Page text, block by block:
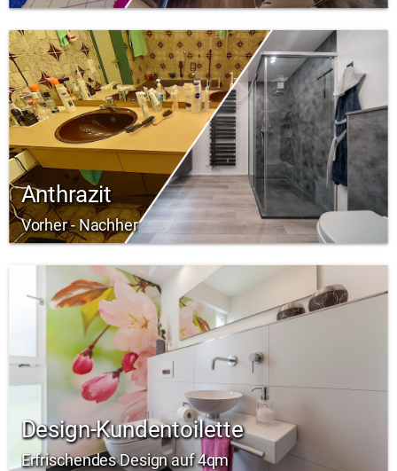
Anthrazit
Vorher - Nachher
Design-Kundentoilette
Erfrischendes Design auf 4qm